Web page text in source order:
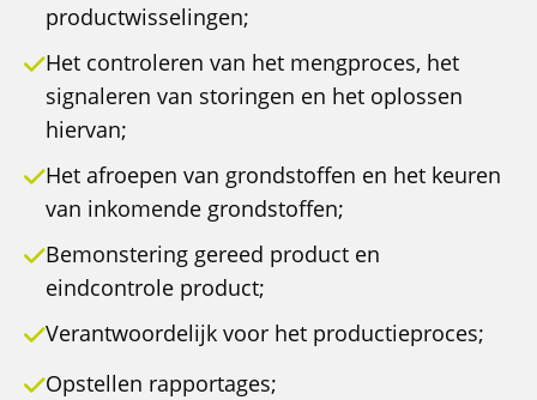
productwisselingen;
Het controleren van het mengproces, het
signaleren van storingen en het oplossen
hiervan;
Het afroepen van grondstoffen en het keuren
van inkomende grondstoffen;
Bemonstering gereed product en
eindcontrole product;
Verantwoordelijk voor het productieproces;
Opstellen rapportages;